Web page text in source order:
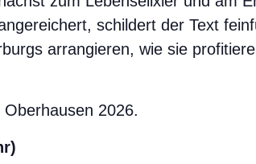
schildert der Text
arrangieren, wie sie
2026.